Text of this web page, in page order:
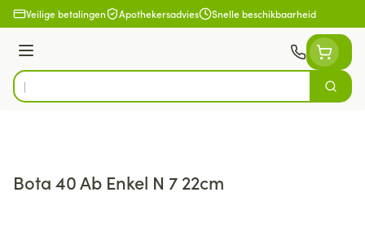
Ga naar de inhoud
Veilige betalingen Apothekersadvies Snelle beschikbaarheid
Menu
Product, merk, categorie...
Zoek
Bota 40 Ab Enkel N 7 22cm